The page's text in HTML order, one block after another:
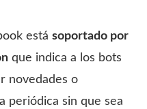
está soportado por
que indica a los bots
novedades o
periódica sin que sea